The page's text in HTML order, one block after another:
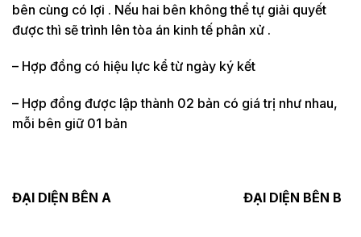
bên cùng có lợi . Nếu hai bên không thể tự giải quyết
được thì sẽ trình lên tòa án kinh tế phân xử .
– Hợp đồng có hiệu lực kể từ ngày ký kết
– Hợp đồng được lập thành 02 bản có giá trị như nhau,
mỗi bên giữ 01 bản
ĐẠI DIỆN BÊN A ĐẠI DIỆN BÊN B